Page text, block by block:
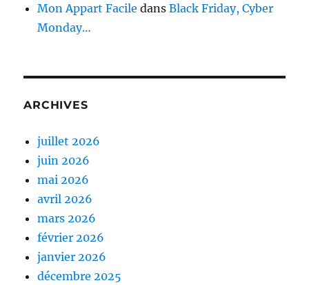
Mon Appart Facile dansBlack Friday, Cyber
Monday…
ARCHIVES
juillet 2026
juin 2026
mai 2026
avril 2026
mars 2026
février 2026
janvier 2026
décembre 2025